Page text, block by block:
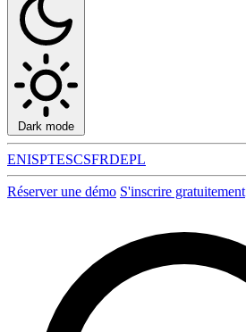
Dark mode
ENISPTESCSFRDEPL
Réserver une démo S'inscrire gratuitement